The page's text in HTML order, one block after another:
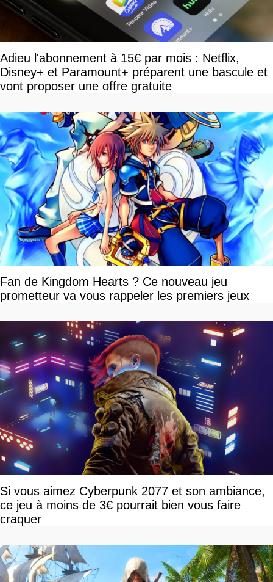
Adieu l'abonnement à 15€ par mois : Netflix,
Disney+ et Paramount+ préparent une bascule et
vont proposer une offre gratuite
Fan de Kingdom Hearts ? Ce nouveau jeu
prometteur va vous rappeler les premiers jeux
Si vous aimez Cyberpunk 2077 et son ambiance,
ce jeu à moins de 3€ pourrait bien vous faire
craquer